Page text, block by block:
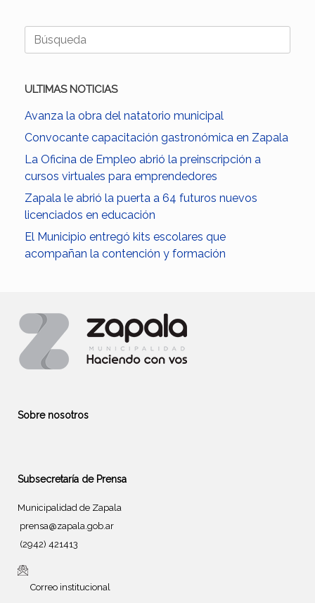
Buscar:
ULTIMAS NOTICIAS
Avanza la obra del natatorio municipal
Convocante capacitación gastronómica en Zapala
La Oficina de Empleo abrió la preinscripción a
cursos virtuales para emprendedores
Zapala le abrió la puerta a 64 futuros nuevos
licenciados en educación
El Municipio entregó kits escolares que
acompañan la contención y formación
Sobre nosotros
Subsecretaría de Prensa
Municipalidad de Zapala
prensa@zapala.gob.ar
(2942) 421413
Correo institucional